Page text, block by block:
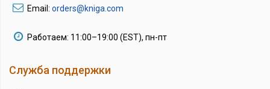
Email: orders@kniga.com
Работаем: 11:00–19:00 (EST), пн-пт
Служба поддержки